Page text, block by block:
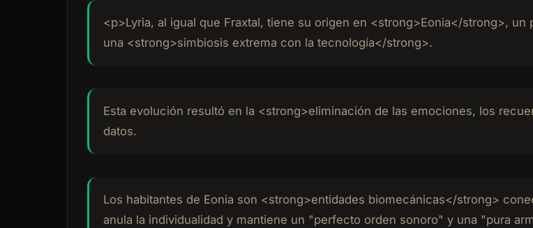
<p>Lyria, al igual que Fraxtal, tiene su origen en <strong>Eonia</strong>,
una <strong>simbiosis extrema con la tecnología</strong>.
Esta evolución resultó en la <strong>eliminación de las emociones, los
datos.
Los habitantes de Eonia son <strong>entidades biomecánicas</strong>
anula la individualidad y mantiene un "perfecto orden sonoro" y una "pura